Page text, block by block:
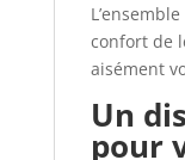
confort de
aisément
Un
pour